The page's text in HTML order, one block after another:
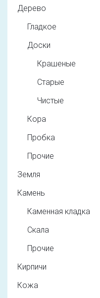
Дерево
Гладкое
Доски
Крашеные
Старые
Чистые
Кора
Пробка
Прочие
Земля
Камень
Каменная кладка
Скала
Прочие
Кирпичи
Кожа